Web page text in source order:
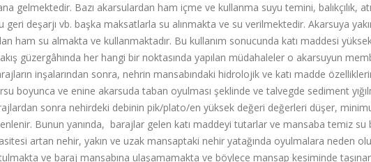
gelmektedir. Bazı akarsulardan ham içme ve kullanma suyu temini, balıkçılık,
geri deşarjı vb. başka maksatlarla su alınmakta ve su verilmektedir. Akarsuya
ham su almakta ve kullanmaktadır. Bu kullanım sonucunda katı maddesi
güzergâhında her hangi bir noktasında yapılan müdahaleler o akarsuyun
inşalarından sonra, nehrin mansabındaki hidrolojik ve katı madde
boyunca ve enine akarsuda taban oyulması şeklinde ve talvegde sediment
sonra nehirdeki debinin pik/plato/en yüksek değeri değerleri düşer,
Bunun yanında, barajlar gelen katı maddeyi tutarlar ve mansaba temiz su
artan nehir, yakın ve uzak mansaptaki nehir yatağında oyulmalara neden
ve baraj mansabına ulaşamamakta ve böylece mansap kesiminde